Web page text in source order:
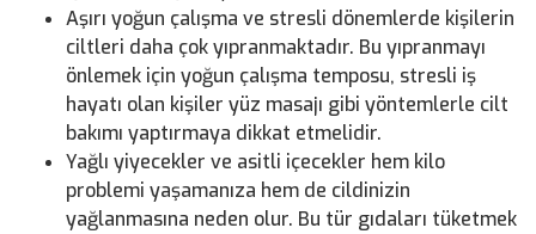
Aşırı yoğun çalışma ve stresli dönemlerde kişilerin
ciltleri daha çok yıpranmaktadır. Bu yıpranmayı
önlemek için yoğun çalışma temposu, stresli iş
hayatı olan kişiler yüz masajı gibi yöntemlerle cilt
bakımı yaptırmaya dikkat etmelidir.
Yağlı yiyecekler ve asitli içecekler hem kilo
problemi yaşamanıza hem de cildinizin
yağlanmasına neden olur. Bu tür gıdaları tüketmek